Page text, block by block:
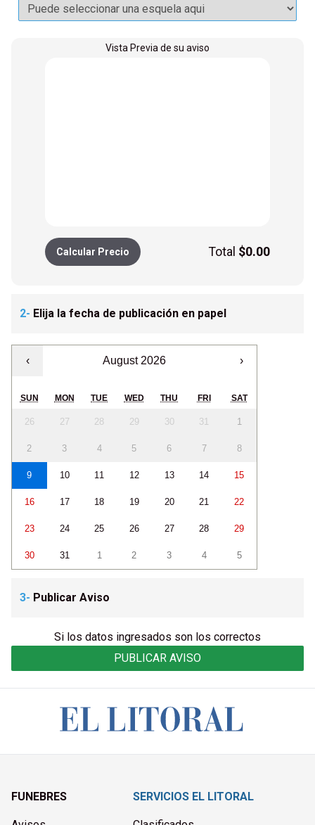
Vista Previa de su aviso
Calcular Precio Total $0.00
2- Elija la fecha de publicación en papel
‹ August 2026 ›
SUN MON TUE WED THU FRI SAT
26 27 28 29 30 31 1
2 3 4 5 6 7 8
9 10 11 12 13 14 15
16 17 18 19 20 21 22
23 24 25 26 27 28 29
30 31 1 2 3 4 5
3- Publicar Aviso
Si los datos ingresados son los correctos
PUBLICAR AVISO
FUNEBRES SERVICIOS EL LITORAL